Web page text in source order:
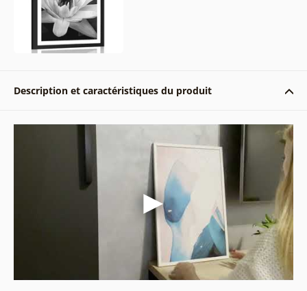
Description et caractéristiques du produit